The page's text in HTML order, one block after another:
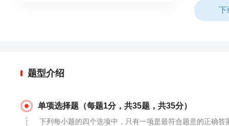
下
题型介绍
单项选择题（每题1分，共35题，共35分）
下列每小题的四个选项中，只有一项是最符合题意的正确